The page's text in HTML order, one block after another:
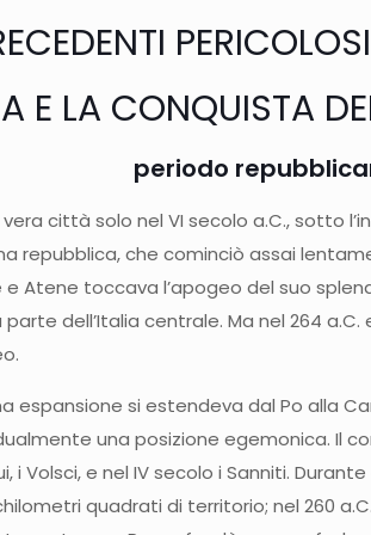
E LA CONQUISTA
periodo
città solo nel VI secolo a.C., sotto
repubblica, che cominciò assai
Atene toccava l’apogeo del suo
dell’Italia centrale. Ma nel 264
si estendeva dal Po alla
una posizione egemonica. Il
i Volsci, e nel IV secolo i Sanniti.
quadrati di territorio; nel 260